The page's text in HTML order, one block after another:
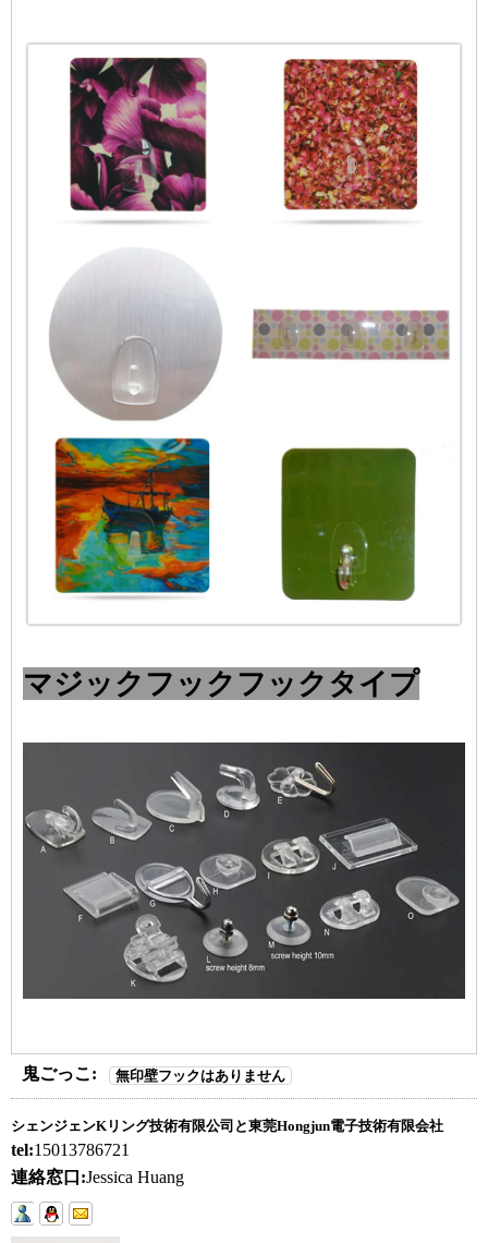
マジックフックフックタイプ
鬼ごっこ: 無印壁フックはありません
シェンジェンKリング技術有限公司と東莞Hongjun電子技術有限会社
tel:15013786721
連絡窓口:Jessica Huang